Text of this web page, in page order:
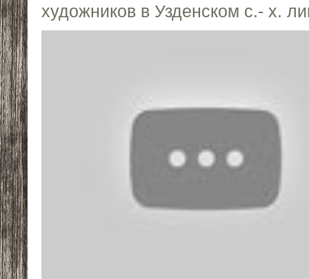
художников в Узденском с.- х.